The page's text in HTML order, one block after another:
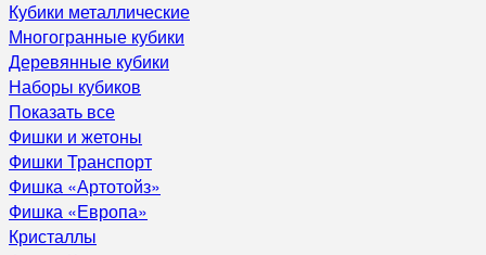
Кубики металлические
Многогранные кубики
Деревянные кубики
Наборы кубиков
Показать все
Фишки и жетоны
Фишки Транспорт
Фишка «Артотойз»
Фишка «Европа»
Кристаллы